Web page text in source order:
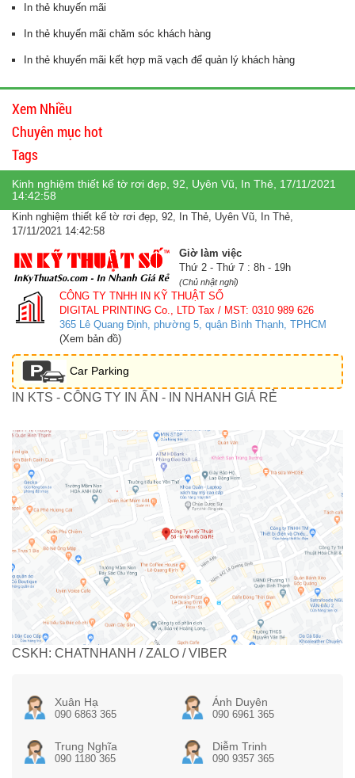
In thẻ khuyến mãi
In thẻ khuyến mãi chăm sóc khách hàng
In thẻ khuyến mãi kết hợp mã vạch để quản lý khách hàng
Xem Nhiều
Chuyên mục hot
Tags
Kinh nghiệm thiết kế tờ rơi đẹp, 92, Uyên Vũ, In Thẻ, 17/11/2021
14:42:58
Kinh nghiệm thiết kế tờ rơi đẹp, 92, In Thẻ, Uyên Vũ, In Thẻ,
17/11/2021 14:42:58
Giờ làm việc
Thứ 2 - Thứ 7 : 8h - 19h
(Chủ nhật nghỉ)
CÔNG TY TNHH IN KỸ THUẬT SỐ
DIGITAL PRINTING Co., LTD Tax / MST: 0310 989 626
365 Lê Quang Định, phường 5, quận Bình Thạnh, TPHCM
(Xem bản đồ)
Car Parking
IN KTS - CÔNG TY IN ẤN - IN NHANH GIÁ RẺ
CSKH: CHATNHANH / ZALO / VIBER
Xuân Hạ
090 6863 365
Ánh Duyên
090 6961 365
Trung Nghĩa
090 1180 365
Diễm Trinh
090 9357 365